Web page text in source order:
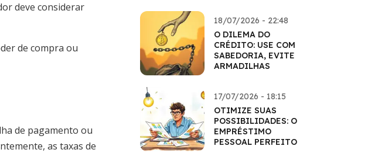
deve considerar
de compra ou
de pagamento ou
as taxas de
18/07/2026 - 22:48
O DILEMA DO
CRÉDITO: USE COM
SABEDORIA, EVITE
ARMADILHAS
17/07/2026 - 18:15
OTIMIZE SUAS
POSSIBILIDADES: O
EMPRÉSTIMO
PESSOAL PERFEITO